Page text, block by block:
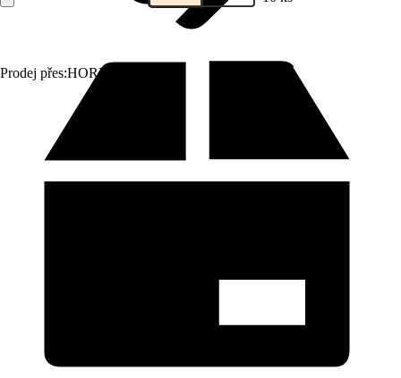
Prodej přes:HORNBACH